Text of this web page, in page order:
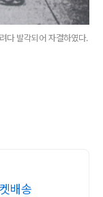
다 발각되어 자결하였다.
배송